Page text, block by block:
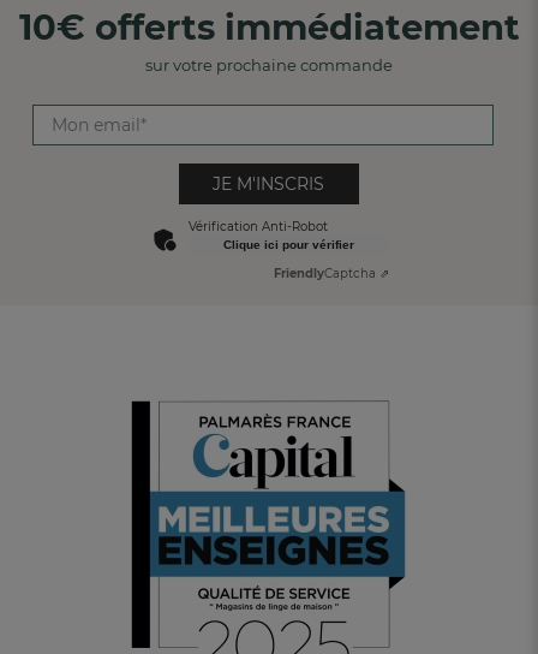
10€ offerts immédiatement
sur votre prochaine commande
JE M'INSCRIS
Vérification Anti-Robot
Clique ici pour vérifier
FriendlyCaptcha ⇗